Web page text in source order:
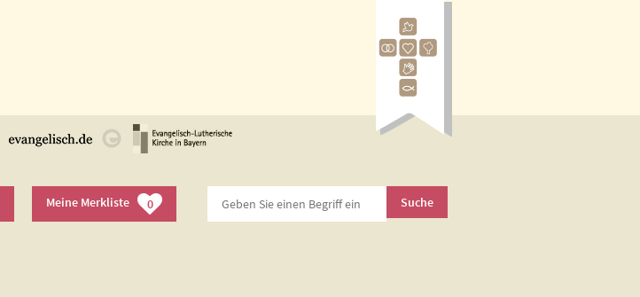
Meine Merkliste 0